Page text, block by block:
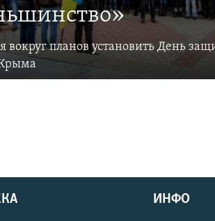
вокруг планов установить День
ИНФО